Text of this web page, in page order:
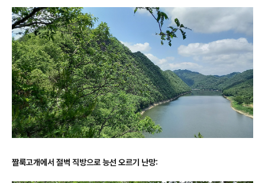
짤룩고개에서 절벽 직방으로 능선 오르기 난망: